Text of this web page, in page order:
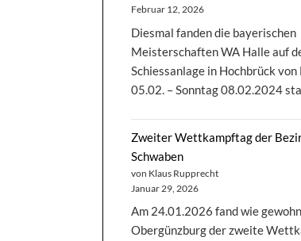
Februar 12, 2026
Diesmal fanden die bayerischen
Meisterschaften WA Halle auf
Schiessanlage in Hochbrück
05.02. – Sonntag 08.02.2024
Zweiter Wettkampftag der
Schwaben
von Klaus Rupprecht
Januar 29, 2026
Am 24.01.2026 fand wie
Obergünzburg der zweite